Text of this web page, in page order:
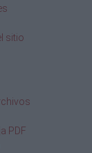
sitio
PDF